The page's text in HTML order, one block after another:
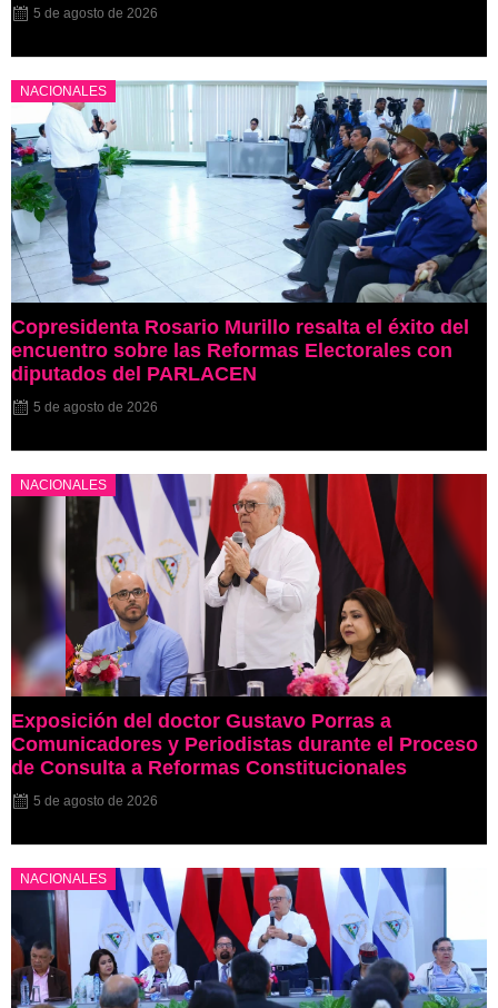
5 de agosto de 2026
NACIONALES
Copresidenta Rosario Murillo resalta el éxito del
encuentro sobre las Reformas Electorales con
diputados del PARLACEN
5 de agosto de 2026
NACIONALES
Exposición del doctor Gustavo Porras a
Comunicadores y Periodistas durante el Proceso
de Consulta a Reformas Constitucionales
5 de agosto de 2026
NACIONALES